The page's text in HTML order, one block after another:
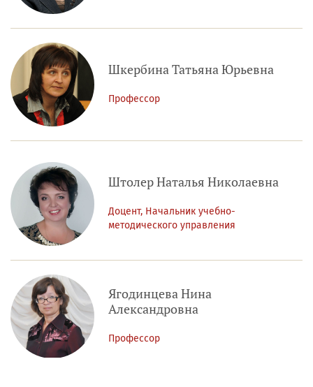
Шкербина Татьяна Юрьевна
Профессор
Штолер Наталья Николаевна
Доцент, Начальник учебно-
методического управления
Ягодинцева Нина
Александровна
Профессор